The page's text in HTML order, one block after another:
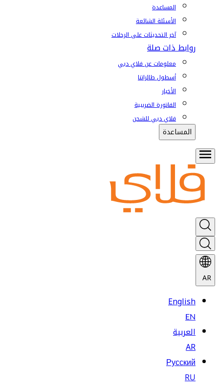
المساعدة
الأسئلة الشائعة
آخر التحديثات على الرحلات
روابط ذات صلة
معلومات عن فلاي دبي
أسطول طائراتنا
الأخبار
الفاتورة الضريبية
فلاي دبي للشحن
المساعدة
AR
English
EN
العربية
AR
Русский
RU